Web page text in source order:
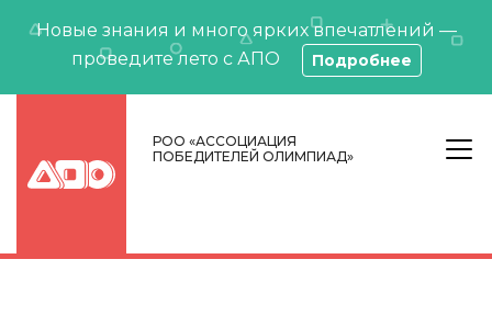
Новые знания и много ярких впечатлений —
проведите лето с АПО
Подробнее
РОО «АССОЦИАЦИЯ
ПОБЕДИТЕЛЕЙ ОЛИМПИАД»